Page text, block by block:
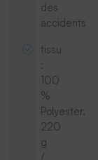
des
accidents
tissu
:
100
%
Polyester,
220
g